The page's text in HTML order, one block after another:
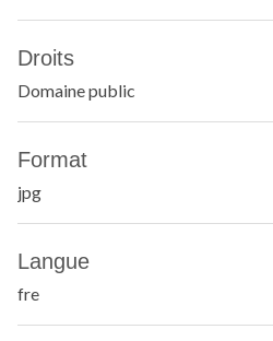
Droits
Domaine public
Format
jpg
Langue
fre